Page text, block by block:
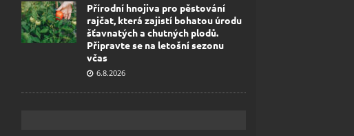
Přírodní hnojiva pro pěstování
rajčat, která zajistí bohatou úrodu
šťavnatých a chutných plodů.
Připravte se na letošní sezonu
včas
6.8.2026